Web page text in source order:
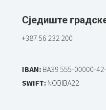
Сједиште
+387 56 232 200
IBAN:BA39 555-00000-
SWIFT:NOBIBA22